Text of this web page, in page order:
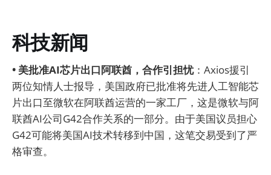
科技新闻
• 美批准AI芯片出口阿联酋，合作引担忧：Axios援引
两位知情人士报导，美国政府已批准将先进人工智能芯
片出口至微软在阿联酋运营的一家工厂，这是微软与阿
联酋AI公司G42合作关系的一部分。由于美国议员担心
G42可能将美国AI技术转移到中国，这笔交易受到了严
格审查。